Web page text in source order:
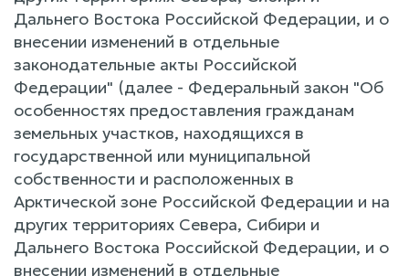
Дальнего Востока Российской Федерации, и о
внесении изменений в отдельные
законодательные акты Российской
Федерации" (далее - Федеральный закон "Об
особенностях предоставления гражданам
земельных участков, находящихся в
государственной или муниципальной
собственности и расположенных в
Арктической зоне Российской Федерации и на
других территориях Севера, Сибири и
Дальнего Востока Российской Федерации, и о
внесении изменений в отдельные